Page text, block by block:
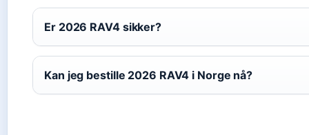
Er 2026 RAV4 sikker?
Kan jeg bestille 2026 RAV4 i Norge nå?